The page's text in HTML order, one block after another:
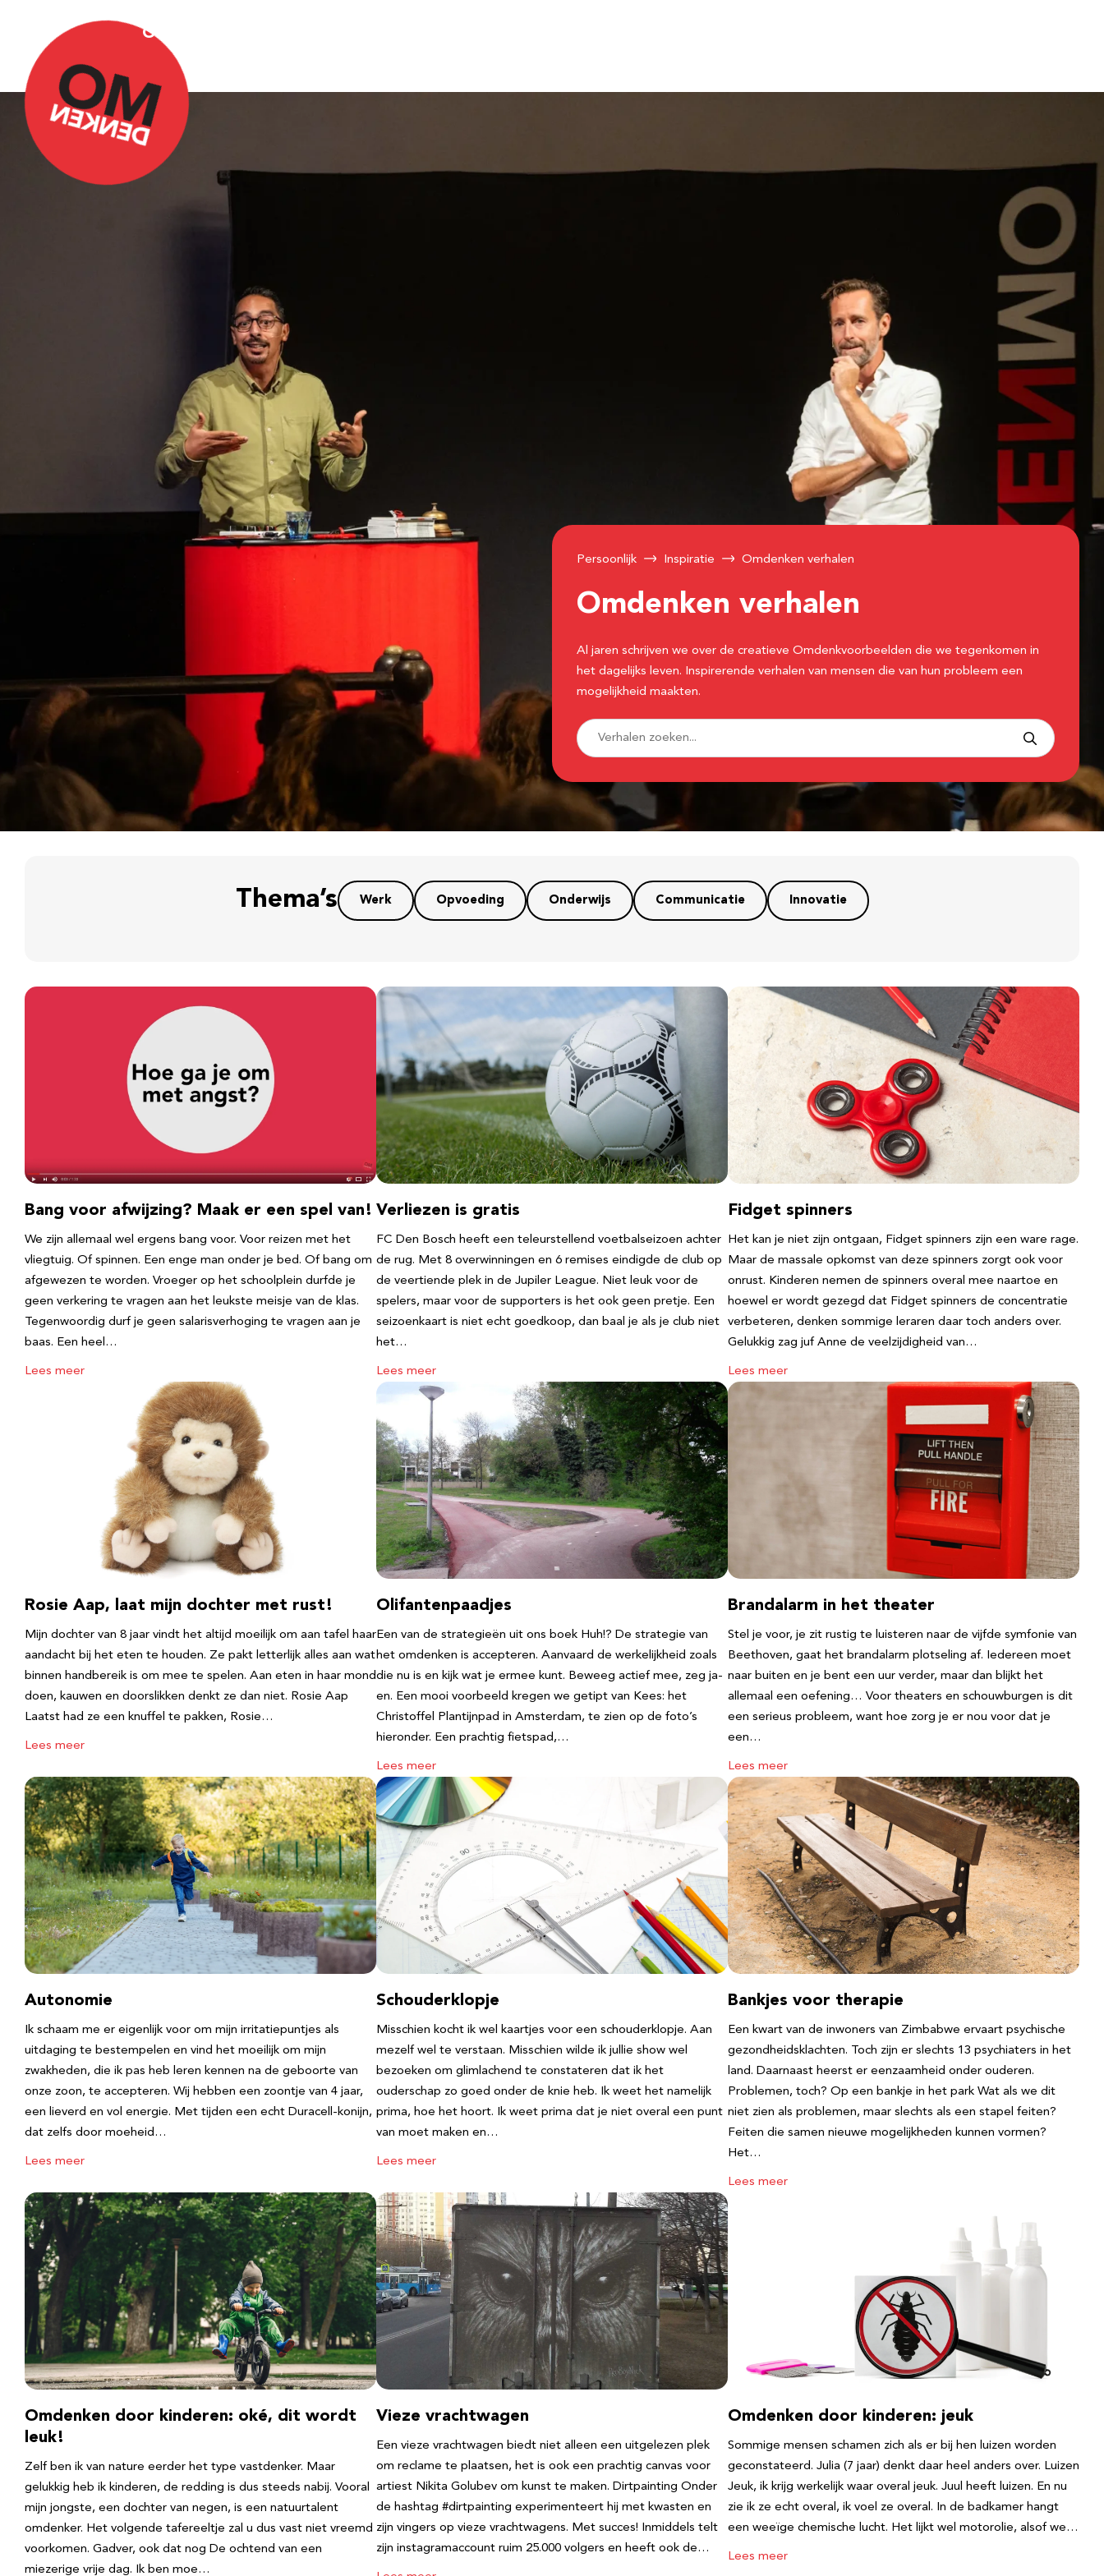
Over Omdenken
Persoonlijk Inspiratie Omdenken verhalen
Omdenken verhalen
Al jaren schrijven we over de creatieve Omdenkvoorbeelden die we tegenkomen in
het dagelijks leven. Inspirerende verhalen van mensen die van hun probleem een
mogelijkheid maakten.
Thema’s Werk Opvoeding Onderwijs Communicatie Innovatie
Bang voor afwijzing? Maak er een spel van!
We zijn allemaal wel ergens bang voor. Voor reizen met het
vliegtuig. Of spinnen. Een enge man onder je bed. Of bang om
afgewezen te worden. Vroeger op het schoolplein durfde je
geen verkering te vragen aan het leukste meisje van de klas.
Tegenwoordig durf je geen salarisverhoging te vragen aan je
baas. Een heel…
Lees meer
Verliezen is gratis
FC Den Bosch heeft een teleurstellend voetbalseizoen achter
de rug. Met 8 overwinningen en 6 remises eindigde de club op
de veertiende plek in de Jupiler League. Niet leuk voor de
spelers, maar voor de supporters is het ook geen pretje. Een
seizoenkaart is niet echt goedkoop, dan baal je als je club niet
het…
Lees meer
Fidget spinners
Het kan je niet zijn ontgaan, Fidget spinners zijn een ware rage.
Maar de massale opkomst van deze spinners zorgt ook voor
onrust. Kinderen nemen de spinners overal mee naartoe en
hoewel er wordt gezegd dat Fidget spinners de concentratie
verbeteren, denken sommige leraren daar toch anders over.
Gelukkig zag juf Anne de veelzijdigheid van…
Lees meer
Rosie Aap, laat mijn dochter met rust!
Mijn dochter van 8 jaar vindt het altijd moeilijk om aan tafel haar
aandacht bij het eten te houden. Ze pakt letterlijk alles aan wat
binnen handbereik is om mee te spelen. Aan eten in haar mond
doen, kauwen en doorslikken denkt ze dan niet. Rosie Aap
Laatst had ze een knuffel te pakken, Rosie…
Lees meer
Olifantenpaadjes
Een van de strategieën uit ons boek Huh!? De strategie van
het omdenken is accepteren. Aanvaard de werkelijkheid zoals
die nu is en kijk wat je ermee kunt. Beweeg actief mee, zeg ja-
en. Een mooi voorbeeld kregen we getipt van Kees: het
Christoffel Plantijnpad in Amsterdam, te zien op de foto’s
hieronder. Een prachtig fietspad,…
Lees meer
Brandalarm in het theater
Stel je voor, je zit rustig te luisteren naar de vijfde symfonie van
Beethoven, gaat het brandalarm plotseling af. Iedereen moet
naar buiten en je bent een uur verder, maar dan blijkt het
allemaal een oefening… Voor theaters en schouwburgen is dit
een serieus probleem, want hoe zorg je er nou voor dat je
een…
Lees meer
Autonomie
Ik schaam me er eigenlijk voor om mijn irritatiepuntjes als
uitdaging te bestempelen en vind het moeilijk om mijn
zwakheden, die ik pas heb leren kennen na de geboorte van
onze zoon, te accepteren. Wij hebben een zoontje van 4 jaar,
een lieverd en vol energie. Met tijden een echt Duracell-konijn,
dat zelfs door moeheid…
Lees meer
Schouderklopje
Misschien kocht ik wel kaartjes voor een schouderklopje. Aan
mezelf wel te verstaan. Misschien wilde ik jullie show wel
bezoeken om glimlachend te constateren dat ik het
ouderschap zo goed onder de knie heb. Ik weet het namelijk
prima, hoe het hoort. Ik weet prima dat je niet overal een punt
van moet maken en…
Lees meer
Bankjes voor therapie
Een kwart van de inwoners van Zimbabwe ervaart psychische
gezondheidsklachten. Toch zijn er slechts 13 psychiaters in het
land. Daarnaast heerst er eenzaamheid onder ouderen.
Problemen, toch? Op een bankje in het park Wat als we dit
niet zien als problemen, maar slechts als een stapel feiten?
Feiten die samen nieuwe mogelijkheden kunnen vormen?
Het…
Lees meer
Omdenken door kinderen: oké, dit wordt
leuk!
Zelf ben ik van nature eerder het type vastdenker. Maar
gelukkig heb ik kinderen, de redding is dus steeds nabij. Vooral
mijn jongste, een dochter van negen, is een natuurtalent
omdenker. Het volgende tafereeltje zal u dus vast niet vreemd
voorkomen. Gadver, ook dat nog De ochtend van een
miezerige vrije dag. Ik ben moe…
Vieze vrachtwagen
Een vieze vrachtwagen biedt niet alleen een uitgelezen plek
om reclame te plaatsen, het is ook een prachtig canvas voor
artiest Nikita Golubev om kunst te maken. Dirtpainting Onder
de hashtag #dirtpainting experimenteert hij met kwasten en
zijn vingers op vieze vrachtwagens. Met succes! Inmiddels telt
zijn instagramaccount ruim 25.000 volgers en heeft ook de…
Omdenken door kinderen: jeuk
Sommige mensen schamen zich als er bij hen luizen worden
geconstateerd. Julia (7 jaar) denkt daar heel anders over. Luizen
Jeuk, ik krijg werkelijk waar overal jeuk. Juul heeft luizen. En nu
zie ik ze echt overal, ik voel ze overal. In de badkamer hangt
een weeïge chemische lucht. Het lijkt wel motorolie, alsof we…
Lees meer